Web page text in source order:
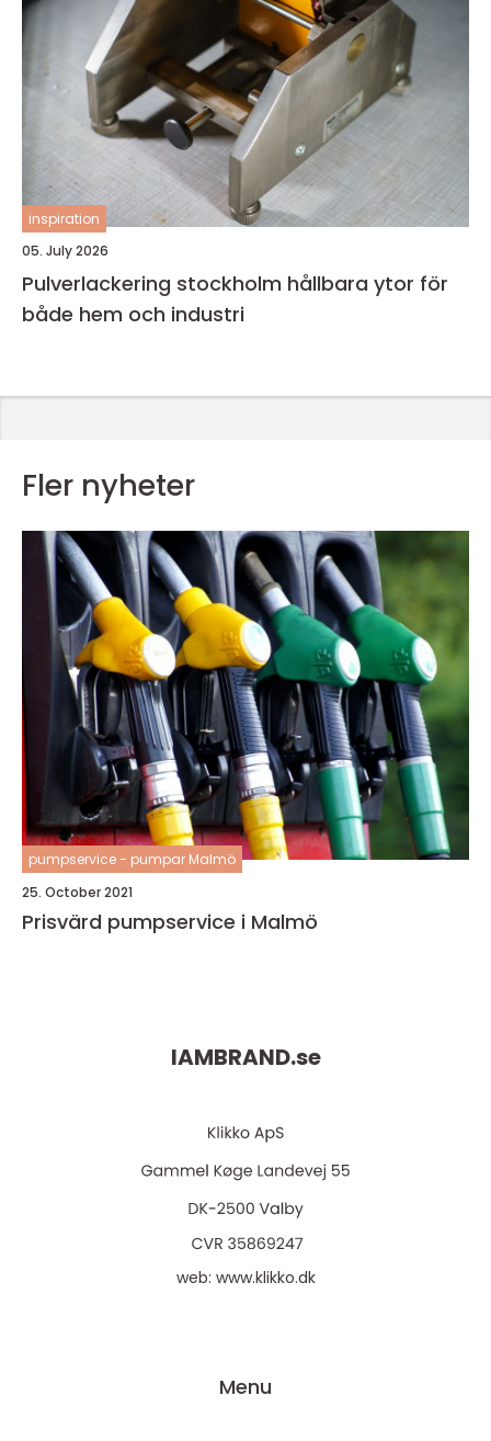
inspiration
05. July 2026
Pulverlackering stockholm hållbara ytor för
både hem och industri
Fler nyheter
pumpservice - pumpar Malmö
25. October 2021
Prisvärd pumpservice i Malmö
IAMBRAND.se
web: www.klikko.dk
Menu